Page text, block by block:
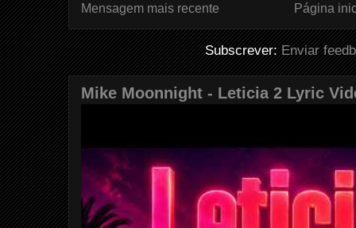
Mensagem mais recente Página
Subscrever:Enviar
Mike Moonnight - Leticia 2 Lyric